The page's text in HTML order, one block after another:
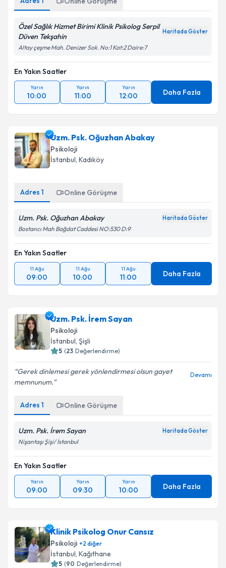
Özel Sağlık Hizmet Birimi Klinik Psikolog Serpil
Düven Tekşahin
Haritada Göster
Altay çeşme Mah. Denizer Sok. No:1 Kat:2 Daire:7
En Yakın Saatler
Yarın
10:00
Yarın
11:00
Yarın
12:00 Daha Fazla
Uzm. Psk. Oğuzhan Abakay
Psikoloji
İstanbul, Kadıköy
Adres 1 Online Görüşme
Uzm. Psk. Oğuzhan Abakay Haritada Göster
Bostancı Mah Bağdat Caddesi NO:530 D:9
En Yakın Saatler
11 Ağu
09:00
11 Ağu
10:00
11 Ağu
11:00 Daha Fazla
Uzm. Psk. İrem Sayan
Psikoloji
İstanbul, Şişli
5 (23 Değerlendirme)
Gerek dinlemesi gerek yönlendirmesi olsun gayet
memnunum.
Devamı
Adres 1 Online Görüşme
Uzm. Psk. İrem Sayan Haritada Göster
Nişantaşı Şişi/ İstanbul
En Yakın Saatler
Yarın
09:00
Yarın
09:30
Yarın
10:00 Daha Fazla
Klinik Psikolog Onur Cansız
Psikoloji +2 diğer
İstanbul, Kağıthane
5 (90 Değerlendirme)